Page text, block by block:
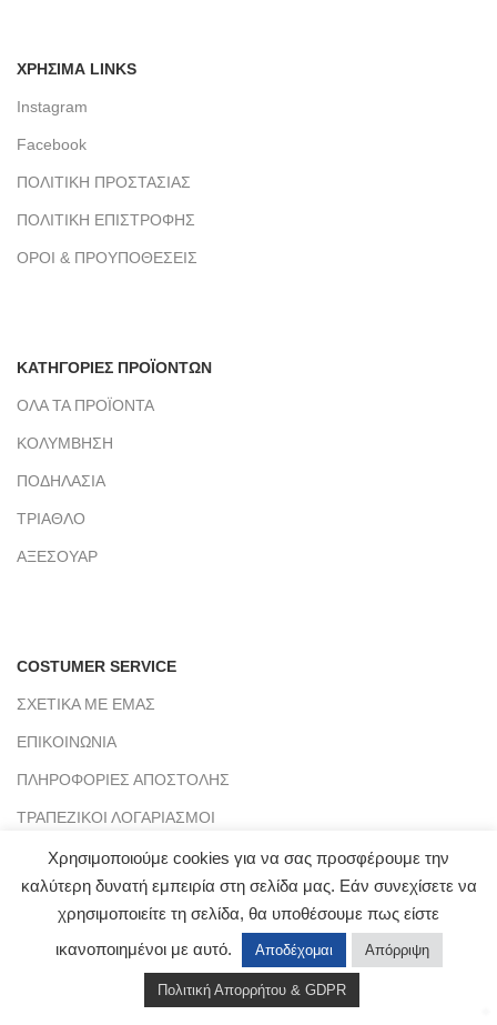
ΧΡΗΣΙΜΑ LINKS
Instagram
Facebook
ΠΟΛΙΤΙΚΗ ΠΡΟΣΤΑΣΙΑΣ
ΠΟΛΙΤΙΚΗ ΕΠΙΣΤΡΟΦΗΣ
ΟΡΟΙ & ΠΡΟΥΠΟΘΕΣΕΙΣ
ΚΑΤΗΓΟΡΙΕΣ ΠΡΟΪΟΝΤΩΝ
ΟΛΑ ΤΑ ΠΡΟΪΟΝΤΑ
ΚΟΛΥΜΒΗΣΗ
ΠΟΔΗΛΑΣΙΑ
ΤΡΙΑΘΛΟ
ΑΞΕΣΟΥΑΡ
COSTUMER SERVICE
ΣΧΕΤΙΚΑ ΜΕ ΕΜΑΣ
ΕΠΙΚΟΙΝΩΝΙΑ
ΠΛΗΡΟΦΟΡΙΕΣ ΑΠΟΣΤΟΛΗΣ
ΤΡΑΠΕΖΙΚΟΙ ΛΟΓΑΡΙΑΣΜΟΙ
BLOG
CLICKMYWAY 2021 - PREMIUM E-COMMERCE SOLUTIONS.
Αρ. Γ.Ε.ΜΗ : 151953803000
Χρησιμοποιούμε cookies για να σας προσφέρουμε την
καλύτερη δυνατή εμπειρία στη σελίδα μας. Εάν συνεχίσετε να
χρησιμοποιείτε τη σελίδα, θα υποθέσουμε πως είστε
ικανοποιημένοι με αυτό.
Αποδέχομαι Απόρριψη
Πολιτική Απορρήτου & GDPR